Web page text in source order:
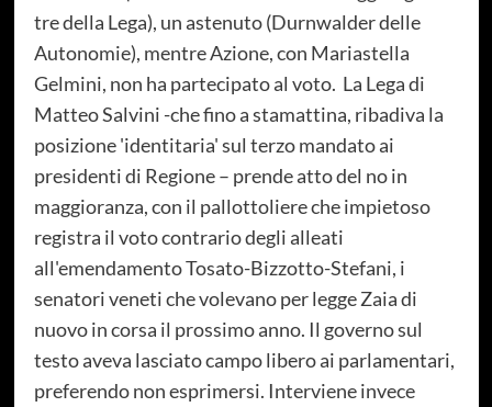
tre della Lega), un astenuto (Durnwalder delle
Autonomie), mentre Azione, con Mariastella
Gelmini, non ha partecipato al voto. La Lega di
Matteo Salvini -che fino a stamattina, ribadiva la
posizione 'identitaria' sul terzo mandato ai
presidenti di Regione – prende atto del no in
maggioranza, con il pallottoliere che impietoso
registra il voto contrario degli alleati
all'emendamento Tosato-Bizzotto-Stefani, i
senatori veneti che volevano per legge Zaia di
nuovo in corsa il prossimo anno. Il governo sul
testo aveva lasciato campo libero ai parlamentari,
preferendo non esprimersi. Interviene invece